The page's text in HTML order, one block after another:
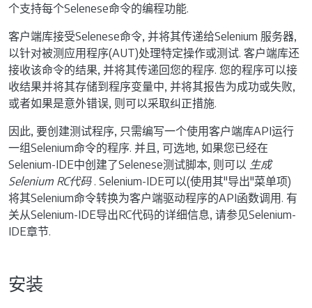
个支持每个Selenese命令的编程功能.
客户端库接受Selenese命令, 并将其传递给Selenium 服务器,
以针对被测应用程序(AUT)处理特定操作或测试. 客户端库还
接收该命令的结果, 并将其传递回您的程序. 您的程序可以接
收结果并将其存储到程序变量中, 并将其报告为成功或失败,
或者如果是意外错误, 则可以采取纠正措施.
因此, 要创建测试程序, 只需编写一个使用客户端库API运行
一组Selenium命令的程序. 并且, 可选地, 如果您已经在
Selenium-IDE中创建了Selenese测试脚本, 则可以 生成
Selenium RC代码. Selenium-IDE可以(使用其"导出"菜单项)
将其Selenium命令转换为客户端驱动程序的API函数调用. 有
关从Selenium-IDE导出RC代码的详细信息, 请参见Selenium-
IDE章节.
安装